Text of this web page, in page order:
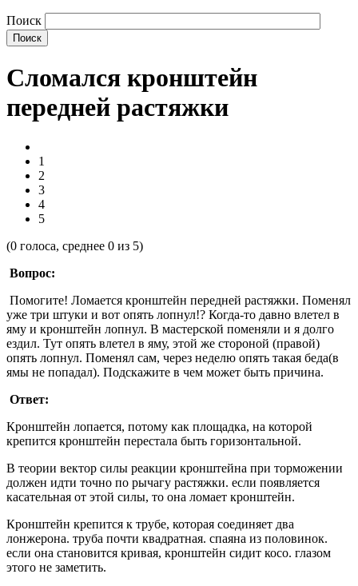
Поиск
Сломался кронштейн
передней растяжки
1
2
3
4
5
(0 голоса, среднее 0 из 5)
Вопрос:
Помогите! Ломается кронштейн передней растяжки. Поменял
уже три штуки и вот опять лопнул!? Когда-то давно влетел в
яму и кронштейн лопнул. В мастерской поменяли и я долго
ездил. Тут опять влетел в яму, этой же стороной (правой)
опять лопнул. Поменял сам, через неделю опять такая беда(в
ямы не попадал). Подскажите в чем может быть причина.
Ответ:
Кронштейн лопается, потому как площадка, на которой
крепится кронштейн перестала быть горизонтальной.
В теории вектор силы реакции кронштейна при торможении
должен идти точно по рычагу растяжки. если появляется
касательная от этой силы, то она ломает кронштейн.
Кронштейн крепится к трубе, которая соединяет два
лонжерона. труба почти квадратная. спаяна из половинок.
если она становится кривая, кронштейн сидит косо. глазом
этого не заметить.